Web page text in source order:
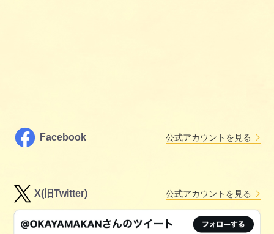
Facebook 公式アカウントを見る
X(旧Twitter) 公式アカウントを見る